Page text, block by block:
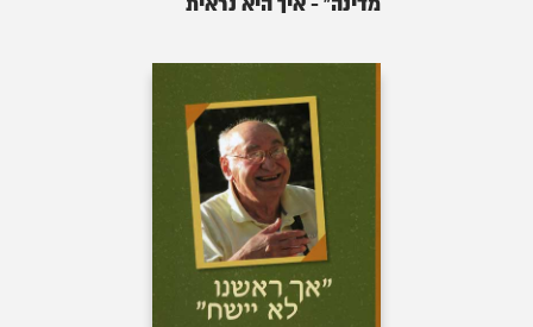
מדינה" - איך היא נראית